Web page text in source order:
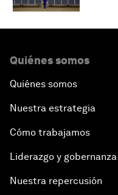
Quiénes somos
Quiénes somos
Nuestra estrategia
Cómo trabajamos
Liderazgo y gobernanza
Nuestra repercusión